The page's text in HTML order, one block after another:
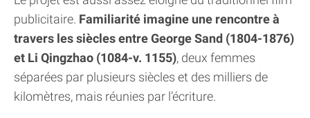
publicitaire. Familiarité imagine une rencontre à
travers les siècles entre George Sand (1804-1876)
et Li Qingzhao (1084-v. 1155), deux femmes
séparées par plusieurs siècles et des milliers de
kilomètres, mais réunies par l’écriture.